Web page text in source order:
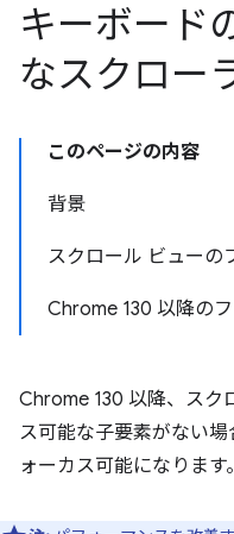
キーボード
なスクロー
このページの内容
背景
スクロール ビューの
Chrome 130 以降の
Chrome 130 以降、スク
ス可能な子要素がない
ォーカス可能になります。